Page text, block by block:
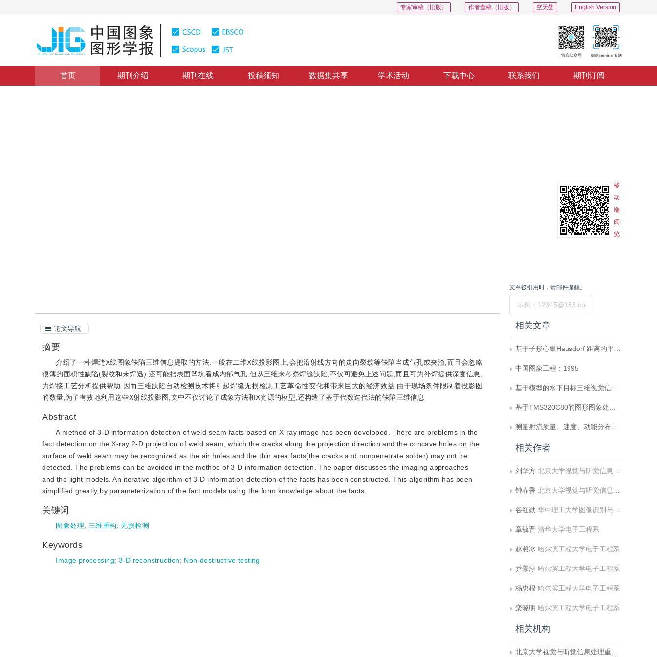
English Version
空天荟
作者查稿（旧版）
专家审稿（旧版）
首页 期刊介绍 期刊在线 投稿须知 数据集共享 学术活动 下载中心 联系我们 期刊订阅
移
动
端
阅
览
论文导航
摘要
介绍了一种焊缝X线图象缺陷三维信息提取的方法.一般在二维X线投影图上,会把沿射线方向的走向裂纹等缺陷当成气孔或夹渣,而且会忽略
很薄的面积性缺陷(裂纹和未焊透),还可能把表面凹坑看成内部气孔,但从三维来考察焊缝缺陷,不仅可避免上述问题,而且可为补焊提供深度信息,
为焊接工艺分析提供帮助.因而三维缺陷自动检测技术将引起焊缝无损检测工艺革命性变化和带来巨大的经济效益.由于现场条件限制着投影图
的数量,为了有效地利用这些X射线投影图,文中不仅讨论了成象方法和X光源的模型,还构造了基于代数迭代法的缺陷三维信息
Abstract
A method of 3-D information detection of weld seam facts based on X-ray image has been developed. There are problems in the
fact detection on the X-ray 2-D projection of weld seam, which the cracks along the projection direction and the concave holes on the
surface of weld seam may be recognized as the air holes and the thin area facts(the cracks and nonpenetrate solder) may not be
detected. The problems can be avoided in the method of 3-D information detection. The paper discusses the imaging approaches
and the light models. An iterative algorithm of 3-D information detection of the facts has been constructed. This algorithm has been
simplified greatly by parameterization of the fact models using the form knowledge about the facts.
关键词
图象处理; 三维重构;无损检测
Keywords
Image processing; 3-D reconstruction; Non-destructive testing
文章被引用时，请邮件提醒。
相关文章
基于子形心集Hausdorf 距离的平面形状识别新方法
中国图象工程：1995
基于模型的水下目标三维视觉信息复原
基于TMS320C80的图形图象处理系统
测量射流质量、速度、动能分布的图象处理方法
相关作者
刘华方 北京大学视觉与听觉信息处理重点实验室
钟春香 北京大学视觉与听觉信息处理重点实验室
谷红勋 华中理工大学图像识别与人工智能研究所
章毓晋 清华大学电子工程系
赵昶冰 哈尔滨工程大学电子工程系
乔景渌 哈尔滨工程大学电子工程系
杨忠根 哈尔滨工程大学电子工程系
栾晓明 哈尔滨工程大学电子工程系
相关机构
北京大学视觉与听觉信息处理重点实验室